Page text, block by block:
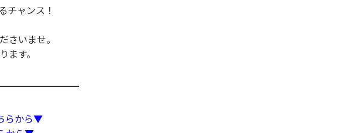
チャンス！
さいませ。
す。
らから▼